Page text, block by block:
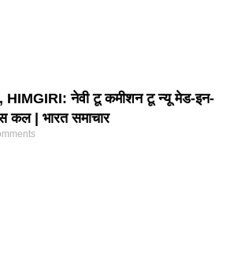
नेवी टू कमीशन टू न्यू मेड-इन-
कल | भारत समाचार